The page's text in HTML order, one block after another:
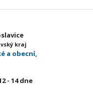
kraj
a obecní,
- 14dne